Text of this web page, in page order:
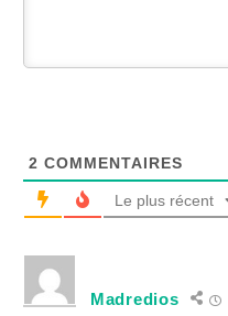
2 COMMENTAIRES
Le plus récent
Madredios